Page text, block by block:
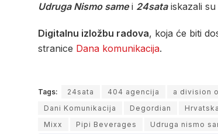
Udruga Nismo samei 24sataiskazali su
Digitalnu izložbu radova, koja će biti
stranice Dana komunikacija.
Tags: 24sata 404 agencija a division
Dani Komunikacija
Degordian Hrvatska
Mixx
Pipi Beverages Udruga nismo